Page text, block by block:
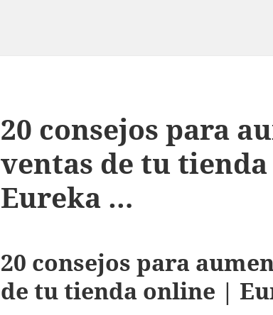
20 consejos para
ventas de tu
Eureka …
20 consejos para
de tu tienda online |